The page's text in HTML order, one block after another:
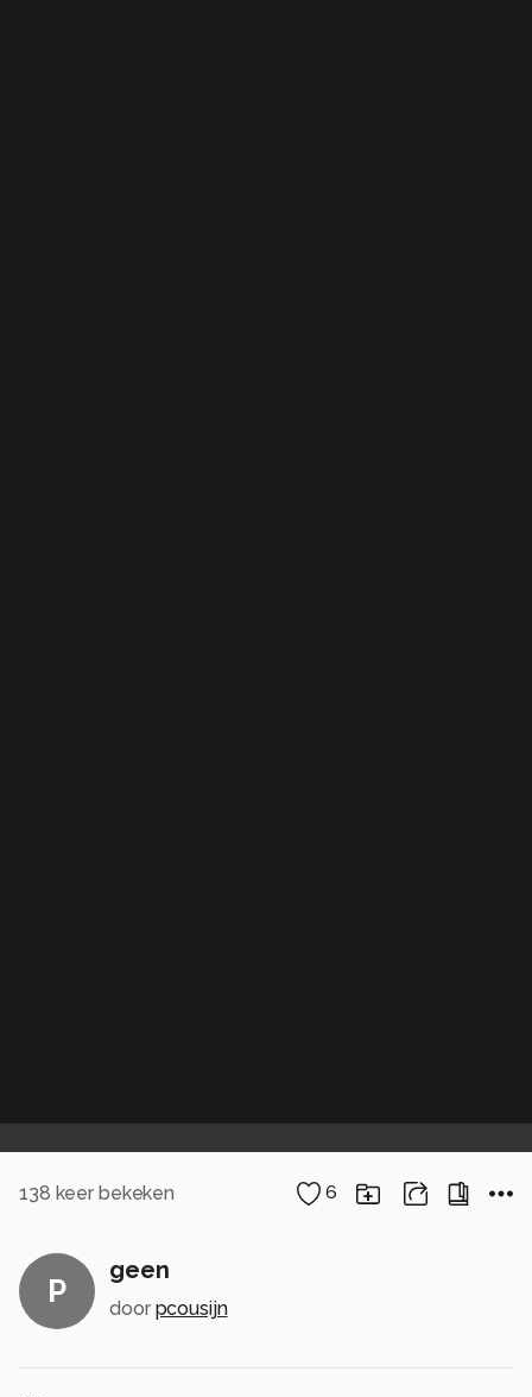
138 keer bekeken 6
P
geen
door pcousijn